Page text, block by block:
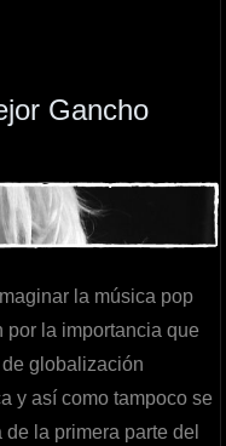
Gancho
la música pop
la importancia que
globalización
y así como tampoco se
la primera parte del